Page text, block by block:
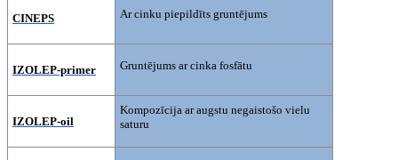
CINEPS Ar cinku piepildīts gruntējums
IZOLEP-primer Gruntējums ar cinka fosfātu
IZOLEP-oil
Kompozīcija ar augstu negaistošo vielu
saturu